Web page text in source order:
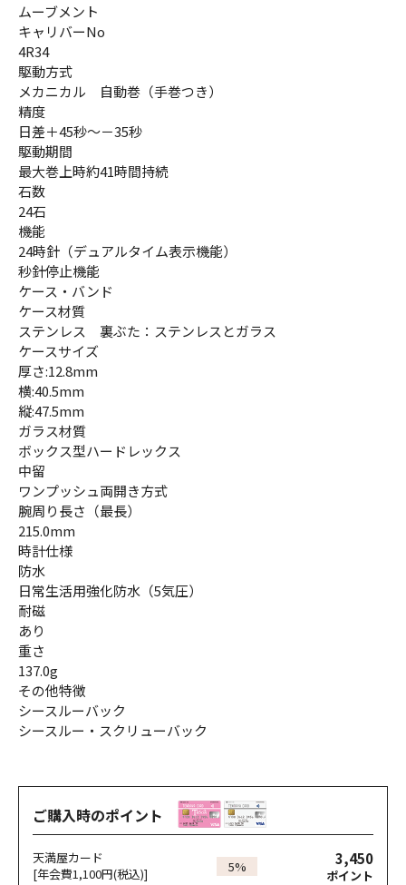
ムーブメント
キャリバーNo
4R34
駆動方式
メカニカル 自動巻（手巻つき）
精度
日差＋45秒～－35秒
駆動期間
最大巻上時約41時間持続
石数
24石
機能
24時針（デュアルタイム表示機能）
秒針停止機能
ケース・バンド
ケース材質
ステンレス 裏ぶた：ステンレスとガラス
ケースサイズ
厚さ:12.8mm
横:40.5mm
縦:47.5mm
ガラス材質
ボックス型ハードレックス
中留
ワンプッシュ両開き方式
腕周り長さ（最長）
215.0mm
時計仕様
防水
日常生活用強化防水（5気圧）
耐磁
あり
重さ
137.0g
その他特徴
シースルーバック
シースルー・スクリューバック
ご購入時のポイント
天満屋カード
[年会費1,100円(税込)]
5% 3,450
ポイント